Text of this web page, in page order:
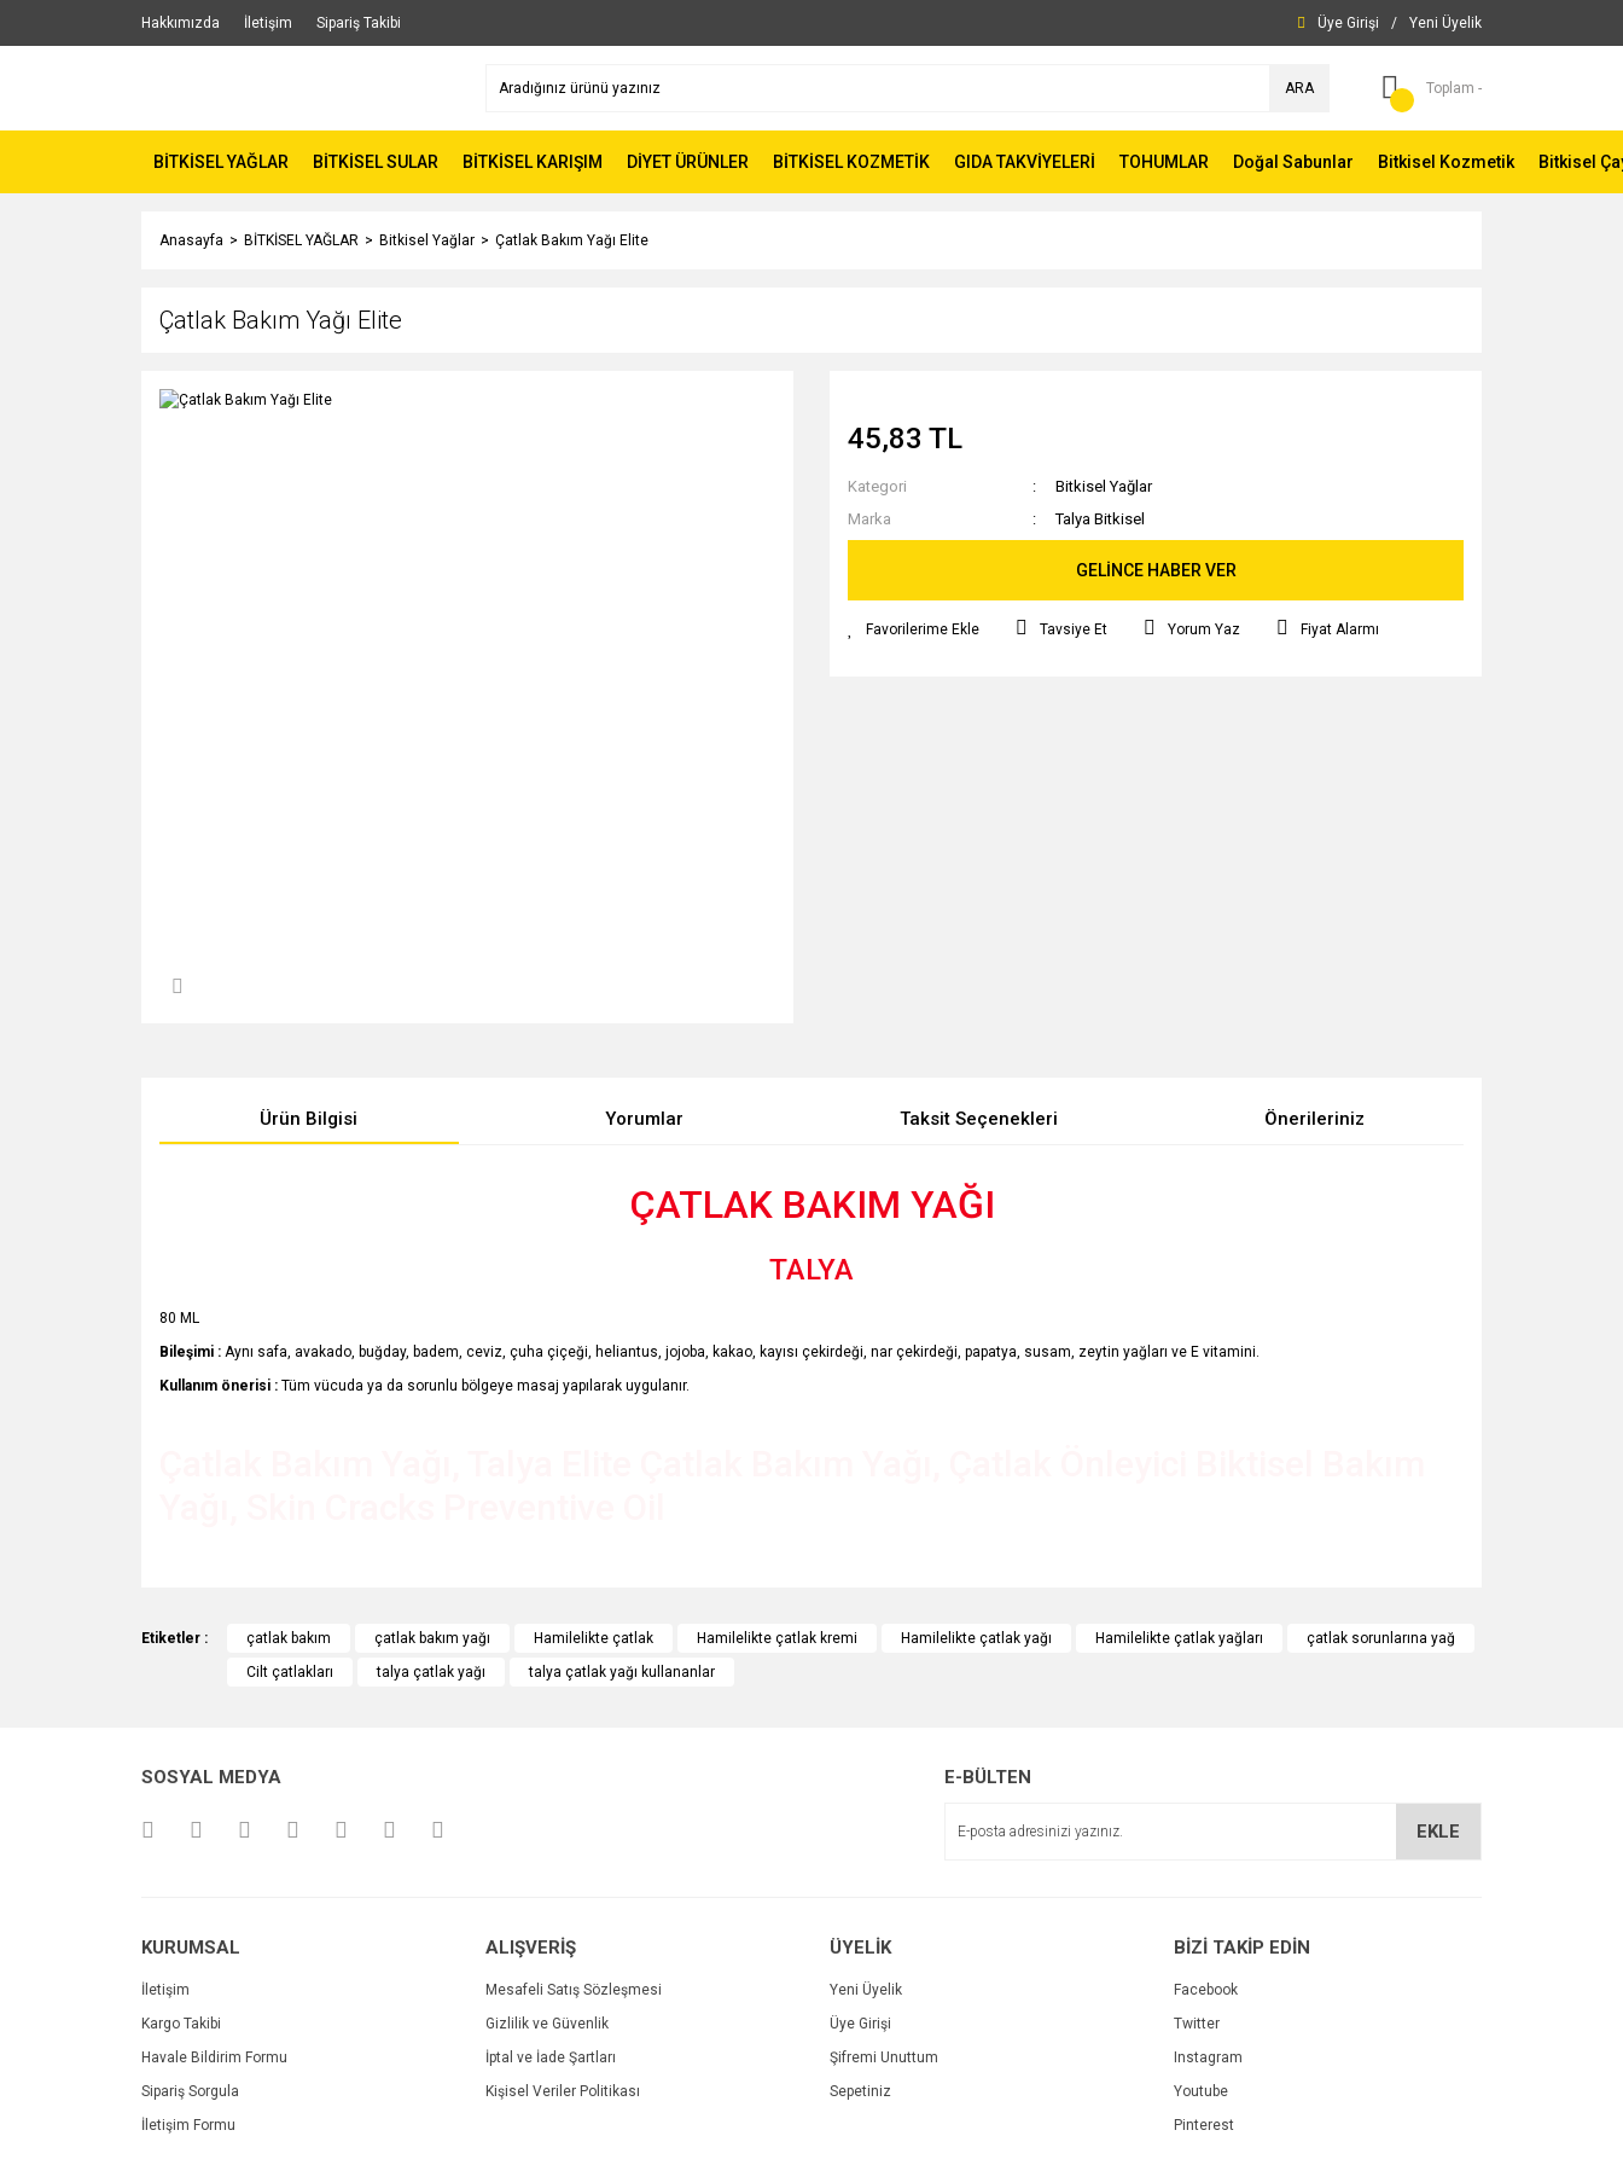
Hakkımızda İletişim Sipariş Takibi Üye Girişi / Yeni Üyelik
ARA Toplam -
BİTKİSEL YAĞLAR BİTKİSEL SULAR BİTKİSEL KARIŞIM DİYET ÜRÜNLER BİTKİSEL KOZMETİK GIDA TAKVİYELERİ TOHUMLAR Doğal Sabunlar Bitkisel Kozmetik Bitkisel
Anasayfa BİTKİSEL YAĞLAR Bitkisel Yağlar Çatlak Bakım Yağı Elite
Çatlak Bakım Yağı Elite
45,83 TL
Kategori
Bitkisel Yağlar
Marka
Talya Bitkisel
GELİNCE HABER VER
Tavsiye Et Yorum Yaz Fiyat Alarmı
Ürün Bilgisi Yorumlar Taksit Seçenekleri Önerileriniz
ÇATLAK BAKIM YAĞI
TALYA
80 ML
Bileşimi : Aynı safa, avakado, buğday, badem, ceviz, çuha çiçeği, heliantus, jojoba, kakao, kayısı çekirdeği, nar çekirdeği, papatya, susam, zeytin yağları ve E vitamini.
Kullanım önerisi : Tüm vücuda ya da sorunlu bölgeye masaj yapılarak uygulanır.
Bu ürüne ilk yorumu siz yapın!
Ürün resmi kalitesiz, bozuk veya görüntülenemiyor.
Ürün fiyatı diğer sitelerden daha pahalı.
Etiketler : çatlak bakım çatlak bakım yağı Hamilelikte çatlak Hamilelikte çatlak kremi Hamilelikte çatlak yağı Hamilelikte çatlak yağları
çatlak sorunlarına yağ
Cilt çatlakları
talya çatlak yağı talya çatlak yağı kullananlar
SOSYAL MEDYA E-BÜLTEN
EKLE
KURUMSAL
İletişim
Kargo Takibi
Havale Bildirim Formu
Sipariş Sorgula
İletişim Formu
ALIŞVERİŞ
Mesafeli Satış Sözleşmesi
Gizlilik ve Güvenlik
İptal ve İade Şartları
Kişisel Veriler Politikası
ÜYELİK
Yeni Üyelik
Üye Girişi
Şifremi Unuttum
Sepetiniz
BİZİ TAKİP EDİN
Facebook
Twitter
Instagram
Youtube
Pinterest